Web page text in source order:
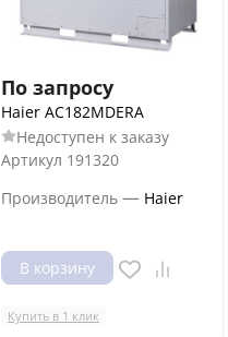
По запросу
Haier AC182MDERA
Недоступен к заказу
Артикул 191320
Производитель — Haier
В корзину
Купить в 1 клик